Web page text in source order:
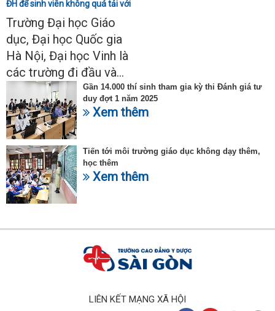
ĐH để sinh viên không quá tải với
ngành Sư phạm Khoa học tự
nhiên
Trường Đại học Giáo
dục, Đại học Quốc gia
Hà Nội, Đại học Vinh là
các trường đi đầu và...
Gần 14.000 thí sinh tham gia kỳ thi Đánh giá tư
duy đợt 1 năm 2025
Xem thêm
Tiến tới môi trường giáo dục không dạy thêm,
học thêm
Xem thêm
LIÊN KẾT MẠNG XÃ HỘI